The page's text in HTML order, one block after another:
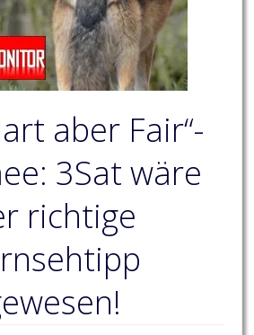
aber Fair“-
3Sat wäre
richtige